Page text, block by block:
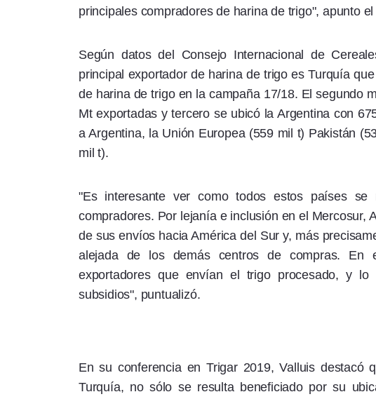
principales compradores de harina de trigo", apunto
Según datos del Consejo Internacional de
principal exportador de harina de trigo es Turquía
de harina de trigo en la campaña 17/18. El segundo
Mt exportadas y tercero se ubicó la Argentina con
a Argentina, la Unión Europea (559 mil t) Pakistán
mil t).
"Es interesante ver como todos estos países se
compradores. Por lejanía e inclusión en el Mercosur,
de sus envíos hacia América del Sur y, más
alejada de los demás centros de compras. En
exportadores que envían el trigo procesado, y lo
subsidios", puntualizó.
En su conferencia en Trigar 2019, Valluis destacó
Turquía, no sólo se resulta beneficiado por su